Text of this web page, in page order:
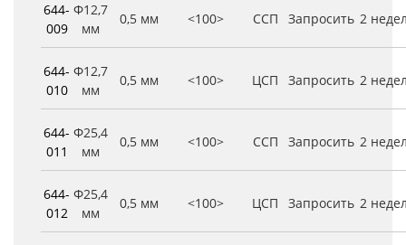
644-
009
Φ12,7
мм
0,5 мм <100> ССП Запросить 2
644-
010
Φ12,7
мм
0,5 мм <100> ЦСП Запросить 2
644-
011
Φ25,4
мм
0,5 мм <100> ССП Запросить 2
644-
012
Φ25,4
мм
0,5 мм <100> ЦСП Запросить 2